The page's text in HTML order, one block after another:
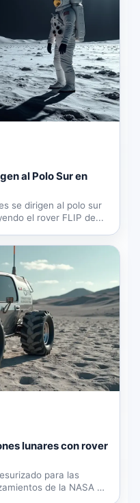
al Polo Sur en
se dirigen al polo sur
el rover FLIP de...
lunares con rover
para las
de la NASA y